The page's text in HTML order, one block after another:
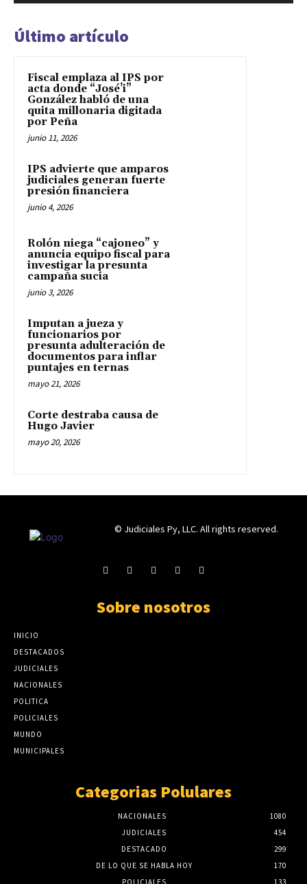
Último artículo
Fiscal emplaza al IPS por
acta donde “José’i”
González habló de una
quita millonaria digitada
por Peña
junio 11, 2026
IPS advierte que amparos
judiciales generan fuerte
presión financiera
junio 4, 2026
Rolón niega “cajoneo” y
anuncia equipo fiscal para
investigar la presunta
campaña sucia
junio 3, 2026
Imputan a jueza y
funcionarios por
presunta adulteración de
documentos para inflar
puntajes en ternas
mayo 21, 2026
Corte destraba causa de
Hugo Javier
mayo 20, 2026
© Judiciales Py, LLC. All rights reserved.
Sobre nosotros
INICIO
DESTACADOS
JUDICIALES
NACIONALES
POLITICA
POLICIALES
MUNDO
MUNICIPALES
Categorias Polulares
NACIONALES
1080
JUDICIALES
454
DESTACADO
299
DE LO QUE SE HABLA HOY
170
POLICIALES
133